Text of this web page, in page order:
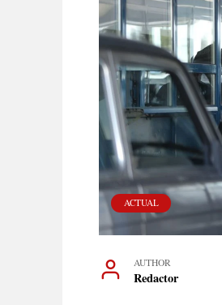
ACTUAL
AUTHOR
Redactor